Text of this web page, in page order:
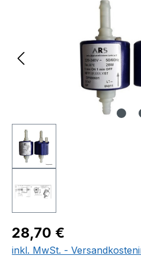
Regulärer Preis:
28,70 €
inkl. MwSt. -